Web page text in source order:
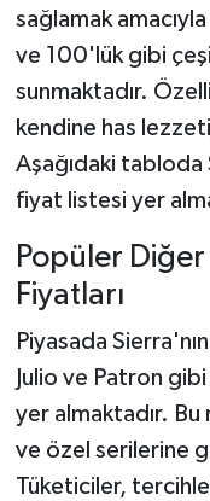
sağlamak
ve 100'lük gibi
sunmaktadır.
kendine has
Aşağıdaki tabloda
fiyat listesi yer
Popüler Diğer
Fiyatları
Piyasada
Julio ve Patron
yer almaktadır. Bu
ve özel serilerine
Tüketiciler,